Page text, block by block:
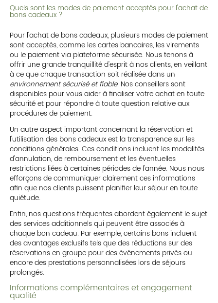
Quels sont les modes de paiement acceptés pour l'achat de
bons cadeaux ?
Pour l'achat de bons cadeaux, plusieurs modes de paiement
sont acceptés, comme les cartes bancaires, les virements
ou le paiement via plateforme sécurisée. Nous tenons à
offrir une grande tranquillité d'esprit à nos clients, en veillant
à ce que chaque transaction soit réalisée dans un
environnement sécurisé et fiable. Nos conseillers sont
disponibles pour vous aider à finaliser votre achat en toute
sécurité et pour répondre à toute question relative aux
procédures de paiement.
Un autre aspect important concernant la réservation et
l'utilisation des bons cadeaux est la transparence sur les
conditions générales. Ces conditions incluent les modalités
d'annulation, de remboursement et les éventuelles
restrictions liées à certaines périodes de l'année. Nous nous
efforçons de communiquer clairement ces informations
afin que nos clients puissent planifier leur séjour en toute
quiétude.
Enfin, nos questions fréquentes abordent également le sujet
des services additionnels qui peuvent être associés à
chaque bon cadeau. Par exemple, certains bons incluent
des avantages exclusifs tels que des réductions sur des
réservations en groupe pour des événements privés ou
encore des prestations personnalisées lors de séjours
prolongés.
Informations complémentaires et engagement
qualité